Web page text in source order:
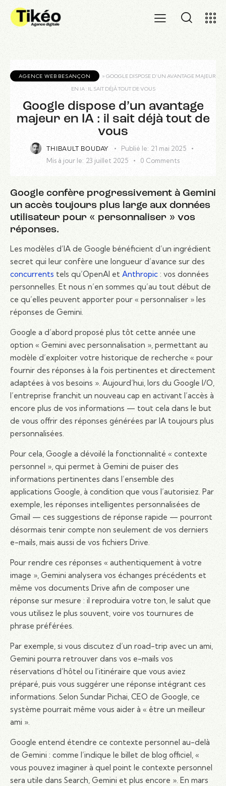
AGENCE WEB BESANÇON » GOOGLE DISPOSE D’UN AVANTAGE MAJEUR
EN IA : IL SAIT DÉJÀ TOUT DE VOUS
Google dispose d’un avantage
majeur en IA : il sait déjà tout de
vous
THIBAULT BOUDAY Publié le: 21 mai 2025
Mis à jour le: 23 juillet 2025 0 Comments
Google confère progressivement à Gemini
un accès toujours plus large aux données
utilisateur pour « personnaliser » vos
réponses.
Les modèles d’IA de Google bénéficient d’un ingrédient
secret qui leur confère une longueur d’avance sur des
concurrents tels qu’OpenAI et Anthropic : vos données
personnelles. Et nous n’en sommes qu’au tout début de
ce qu’elles peuvent apporter pour « personnaliser » les
réponses de Gemini.
Google a d’abord proposé plus tôt cette année une
option « Gemini avec personnalisation », permettant au
modèle d’exploiter votre historique de recherche « pour
fournir des réponses à la fois pertinentes et directement
adaptées à vos besoins ». Aujourd’hui, lors du Google I/O,
l’entreprise franchit un nouveau cap en activant l’accès à
encore plus de vos informations — tout cela dans le but
de vous offrir des réponses générées par IA toujours plus
personnalisées.
Pour cela, Google a dévoilé la fonctionnalité « contexte
personnel », qui permet à Gemini de puiser des
informations pertinentes dans l’ensemble des
applications Google, à condition que vous l’autorisiez. Par
exemple, les réponses intelligentes personnalisées de
Gmail — ces suggestions de réponse rapide — pourront
désormais tenir compte non seulement de vos derniers
e-mails, mais aussi de vos fichiers Drive.
Pour rendre ces réponses « authentiquement à votre
image », Gemini analysera vos échanges précédents et
même vos documents Drive afin de composer une
réponse sur mesure : il reproduira votre ton, le salut que
vous utilisez le plus souvent, voire vos tournures de
phrase préférées.
Par exemple, si vous discutez d’un road-trip avec un ami,
Gemini pourra retrouver dans vos e-mails vos
réservations d’hôtel ou l’itinéraire que vous aviez
préparé, puis vous suggérer une réponse intégrant ces
informations. Selon Sundar Pichai, CEO de Google, ce
système pourrait même vous aider à « être un meilleur
ami ».
Google entend étendre ce contexte personnel au-delà
de Gemini : comme l’indique le billet de blog officiel, «
vous pouvez imaginer à quel point le contexte personnel
sera utile dans Search, Gemini et plus encore ». En mars